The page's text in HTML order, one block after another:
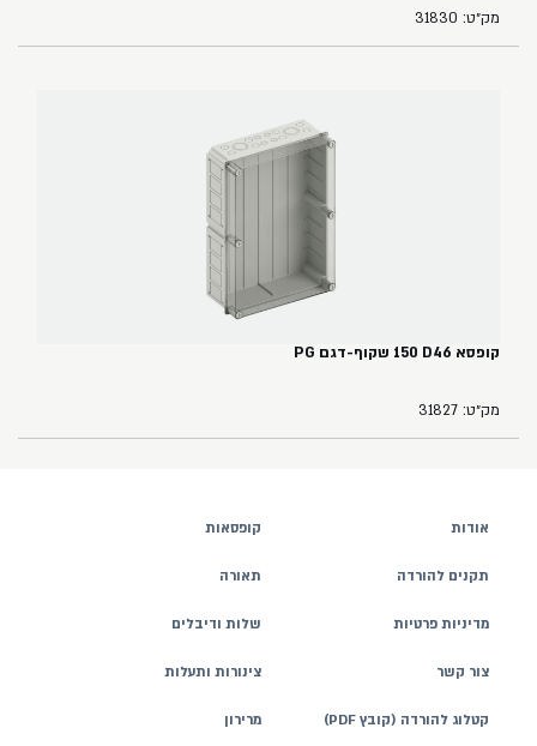
מק״ט: 31830
קופסא ‏46‏D‏ ‏150‏ שקוף-דגם PG
מק״ט: 31827
אודות
תקנים להורדה
מדיניות פרטיות
צור קשר
קטלוג להורדה (קובץ PDF)
קופסאות
תאורה
שלות ודיבלים
צינורות ותעלות
מרירון